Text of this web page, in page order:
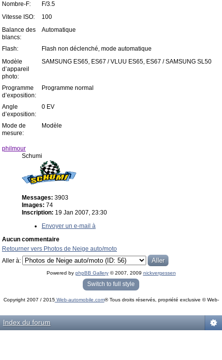
Nombre-F:
F/3.5
Vitesse ISO:
100
Balance des
blancs:
Automatique
Flash:
Flash non déclenché, mode automatique
Modèle
d’appareil
photo:
SAMSUNG ES65, ES67 / VLUU ES65, ES67 / SAMSUNG SL50
Programme
d’exposition:
Programme normal
Angle
d’exposition:
0 EV
Mode de
mesure:
Modèle
philmour
Schumi
Messages: 3903
Images: 74
Inscription: 19 Jan 2007, 23:30
Envoyer un e-mail à
Aucun commentaire
Retourner vers Photos de Neige auto/moto
Aller à:
Powered by phpBB Gallery© 2007, 2009 nickvergessen
« phpBB Gallery » - Traduction française par
darky
Switch to full style
Copyright 2007 / 2015Web-automobile.com® Tous droits réservés, propriété exclusive © Web-
Index du forum